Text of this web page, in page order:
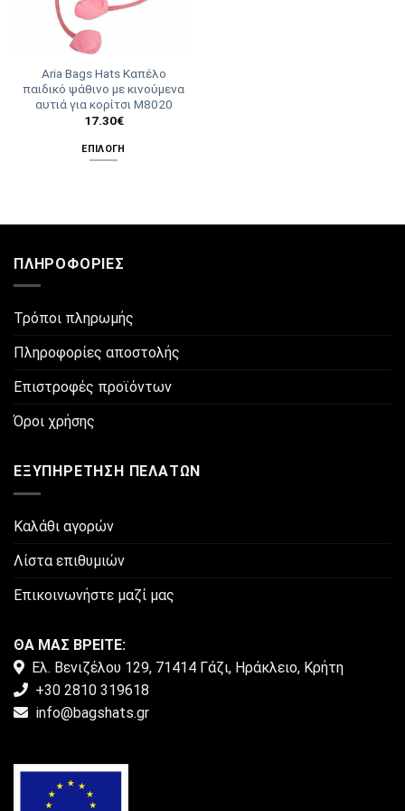
Aria Bags Hats Καπέλο
παιδικό ψάθινο με κινούμενα
αυτιά για κορίτσι M8020
17.30€
ΕΠΙΛΟΓΉ
έχει
παραλλαγές.
μπορούν
επιλεγούν
στη
σελίδα
ΠΛΗΡΟΦΟΡΊΕΣ
Τρόποι πληρωμής
Πληροφορίες αποστολής
Επιστροφές προϊόντων
Όροι χρήσης
ΕΞΥΠΗΡΈΤΗΣΗ ΠΕΛΑΤΏΝ
Καλάθι αγορών
Λίστα επιθυμιών
Επικοινωνήστε μαζί μας
ΘΑ ΜΑΣ ΒΡΕΙΤΕ:
Ελ. Βενιζέλου 129, 71414 Γάζι, Ηράκλειο, Κρήτη
+30 2810 319618
info@bagshats.gr